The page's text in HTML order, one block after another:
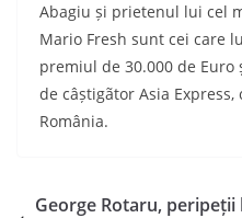
Abagiu și prietenul lui cel
Mario Fresh sunt cei care
premiul de 30.000 de
de câștigãtor Asia
România.
George Rotaru,